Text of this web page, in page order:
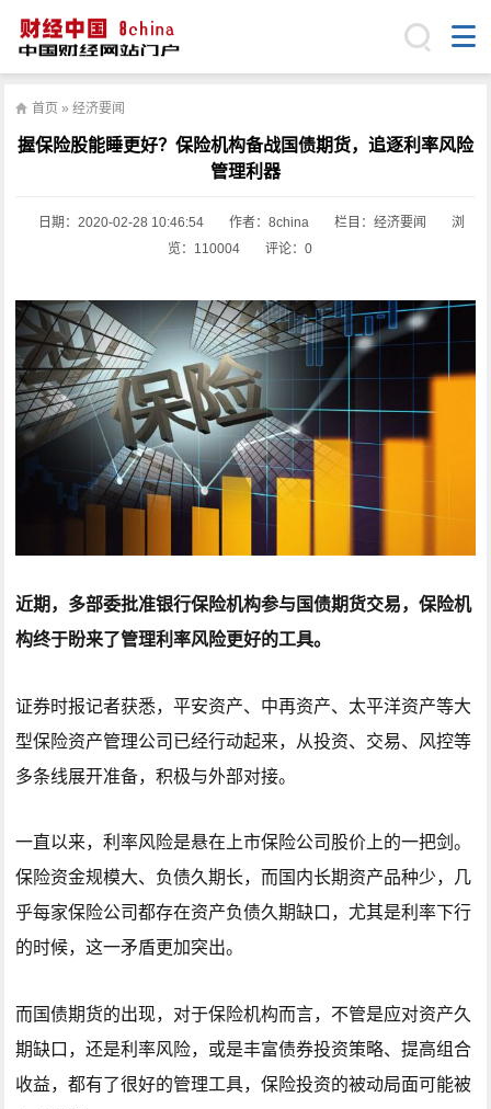
首页 » 经济要闻
握保险股能睡更好？保险机构备战国债期货，追逐利率风险
管理利器
日期： 2020-02-28 10:46:54 作者：8china 栏目： 经济要闻
浏
览：110004
评论：0
近期，多部委批准银行保险机构参与国债期货交易，保险机
构终于盼来了管理利率风险更好的工具。
证券时报记者获悉，平安资产、中再资产、太平洋资产等大
型保险资产管理公司已经行动起来，从投资、交易、风控等
多条线展开准备，积极与外部对接。
一直以来，利率风险是悬在上市保险公司股价上的一把剑。
保险资金规模大、负债久期长，而国内长期资产品种少，几
乎每家保险公司都存在资产负债久期缺口，尤其是利率下行
的时候，这一矛盾更加突出。
而国债期货的出现，对于保险机构而言，不管是应对资产久
期缺口，还是利率风险，或是丰富债券投资策略、提高组合
收益，都有了很好的管理工具，保险投资的被动局面可能被